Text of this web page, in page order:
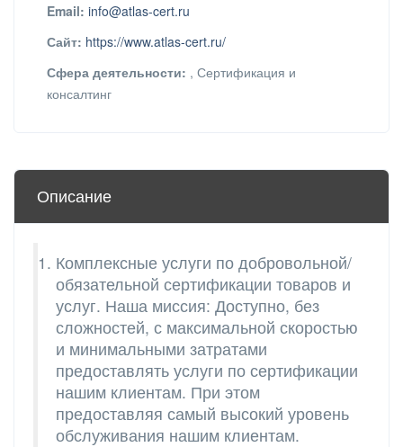
Email: info@atlas-cert.ru
Сайт: https://www.atlas-cert.ru/
Сфера деятельности: , Сертификация и
консалтинг
Описание
Комплексные услуги по добровольной/
обязательной сертификации товаров и
услуг. Наша миссия: Доступно, без
сложностей, с максимальной скоростью
и минимальными затратами
предоставлять услуги по сертификации
нашим клиентам. При этом
предоставляя самый высокий уровень
обслуживания нашим клиентам.